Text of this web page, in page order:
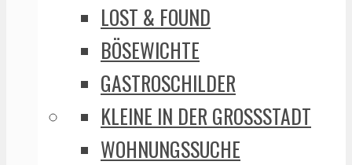
LOST & FOUND
BÖSEWICHTE
GASTROSCHILDER
KLEINE IN DER GROSSSTADT
WOHNUNGSSUCHE